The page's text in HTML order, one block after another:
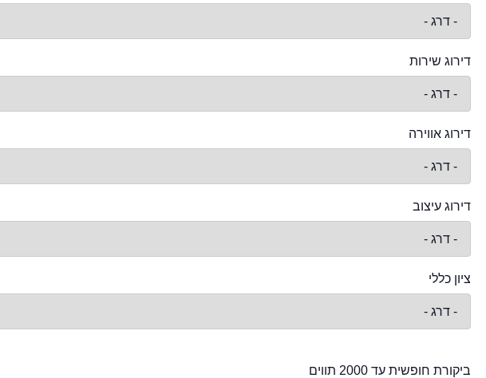
דירוג שירות
דירוג אווירה
דירוג עיצוב
ציון כללי
ביקורת חופשית עד 2000 תווים